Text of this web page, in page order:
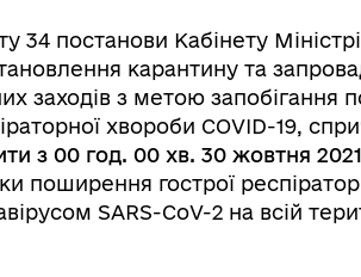
34 постанови Кабінету
карантину та
заходів з метою запобігання
хвороби COVID-19,
з 00 год. 00 хв. 30 жовтня
поширення гострої
SARS-CoV-2 на всій